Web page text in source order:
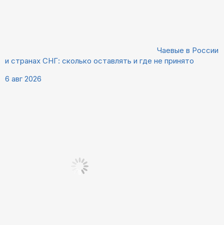
Чаевые в России
и странах СНГ: сколько оставлять и где не принято
6 авг 2026